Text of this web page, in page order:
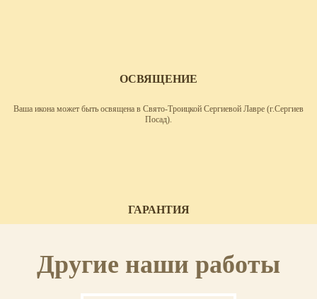
ОСВЯЩЕНИЕ
Ваша икона может быть освящена в Свято-Троицкой Сергиевой Лавре (г.Сергиев
Посад).
ГАРАНТИЯ
Другие наши работы